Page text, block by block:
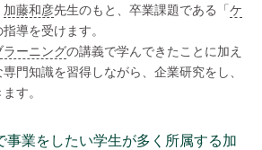
加藤和彦先生のもと、卒業課題である「 ケ
指導を受けます。
ラーニングの講義で学んできたことに加え
門知識を習得しながら、企業研究をし、
す。
事業をしたい学生が多く所属する加